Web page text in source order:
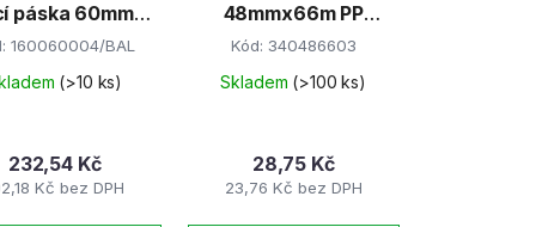
páska 60mm x
200m
160060004/BAL
(>10 ks)
Kč bez DPH
232,54 Kč
48mmx66m PP
Transparent
Kód: 340486603
Skladem (>100 ks)
23,76 Kč bez DPH
28,75 Kč